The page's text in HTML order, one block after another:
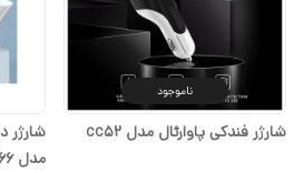
ناموجود
شارژر فندکی پاوارئال مدل cc52